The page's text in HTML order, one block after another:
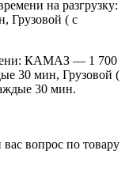
на разгрузку:
( с
КАМАЗ — 1 700
30 мин, Грузовой (
30 мин.
вопрос по товару